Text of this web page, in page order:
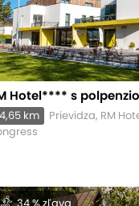
Hotel**** s
km
Prievidza, RM